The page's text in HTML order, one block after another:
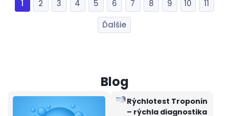
1 2 3 4 5 6 7 8 9 10 11
Rýchlotest Troponin
– rýchla diagnostika